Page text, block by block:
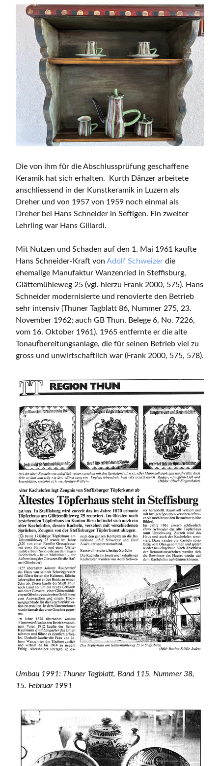
Die von ihm für die Abschlussprüfung geschaffene
Keramik hat sich erhalten. Kurth Dänzer arbeitete
anschliessend in der Kunstkeramik in Luzern als
Dreher und von 1957 von 1959 noch einmal als
Dreher bei Hans Schneider in Seftigen. Ein zweiter
Lehrling war Hans Gillardi.
Mit Nutzen und Schaden auf den 1. Mai 1961 kaufte
Hans Schneider-Kraft von Adolf Schweizer die
ehemalige Manufaktur Wanzenried in Steffisburg,
Glättemühleweg 25 (vgl. hierzu Frank 2000, 575). Hans
Schneider modernisierte und renovierte den Betrieb
sehr intensiv (Thuner Tagblatt 86, Nummer 275, 23.
November 1962; auch GB Thun, Belege 6, No. 7226,
vom 16. Oktober 1961). 1965 entfernte er die alte
Tonaufbereitungsanlage, die für seinen Betrieb viel zu
gross und unwirtschaftlich war (Frank 2000, 575, 578).
Umbau 1991: Thuner Tagblatt, Band 115, Nummer 38,
15. Februar 1991